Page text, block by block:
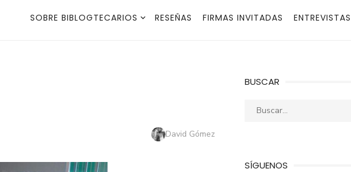
SOBRE BIBLOGTECARIOS RESEÑAS FIRMAS INVITADAS ENTREVISTAS
Autor
David Gómez
BUSCAR
Buscar:
SÍGUENOS